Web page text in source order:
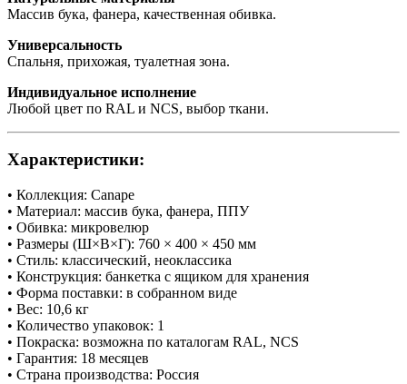
Массив бука, фанера, качественная обивка.
Универсальность
Спальня, прихожая, туалетная зона.
Индивидуальное исполнение
Любой цвет по RAL и NCS, выбор ткани.
Характеристики:
• Коллекция: Canape
• Материал: массив бука, фанера, ППУ
• Обивка: микровелюр
• Размеры (Ш×В×Г): 760 × 400 × 450 мм
• Стиль: классический, неоклассика
• Конструкция: банкетка с ящиком для хранения
• Форма поставки: в собранном виде
• Вес: 10,6 кг
• Количество упаковок: 1
• Покраска: возможна по каталогам RAL, NCS
• Гарантия: 18 месяцев
• Страна производства: Россия